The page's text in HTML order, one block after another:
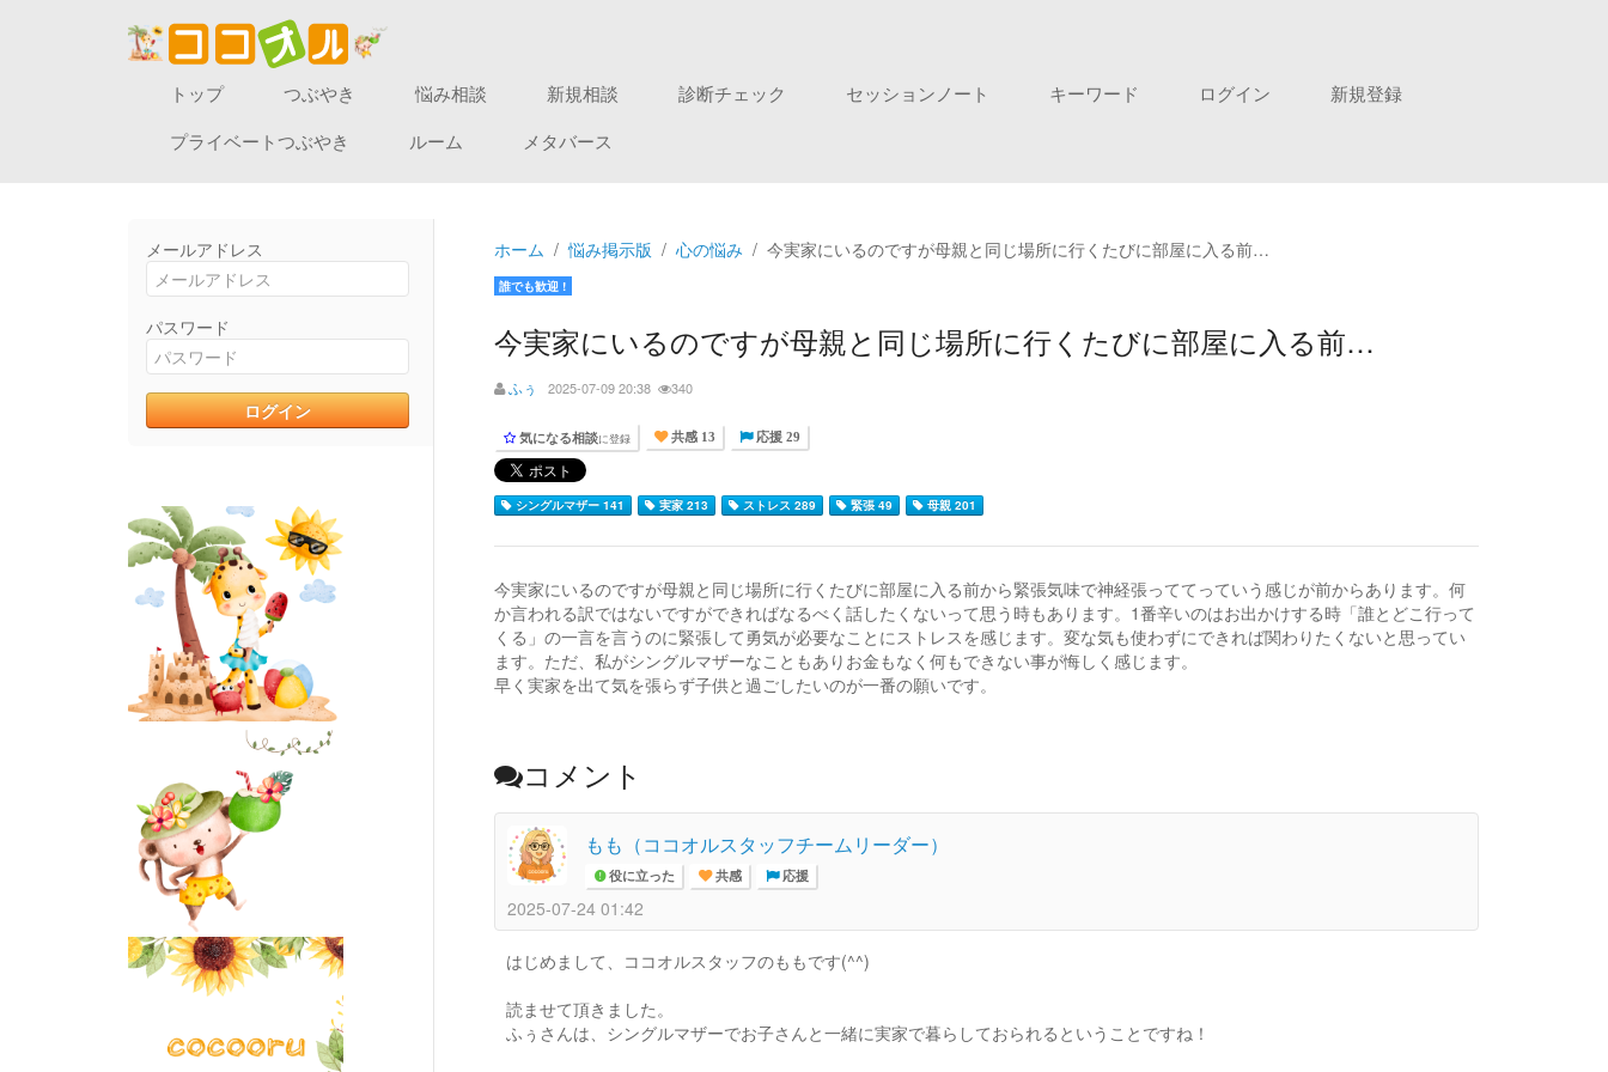
トップ つぶやき 悩み相談 新規相談 診断チェック セッションノート キーワード ログイン
新規登録
プライベートつぶやき
ルーム メタバース
メールアドレス
パスワード
ホーム 悩み掲示版 心の悩み 今実家にいるのですが母親と同じ場所に行くたびに部屋に入る前…
誰でも歓迎 !
今実家にいるのですが母親と同じ場所に行くたびに部屋に入る前…
ふぅ 2025-07-09 20:38 340
気になる相談に登録 共感 13 応援 29
シングルマザー 141 実家 213 ストレス 289 緊張 49 母親 201
今実家にいるのですが母親と同じ場所に行くたびに部屋に入る前から緊張気味で神経張っててっていう感じが前からあります。何
か言われる訳ではないですができればなるべく話したくないって思う時もあります。1番辛いのはお出かけする時「誰とどこ行って
くる」の一言を言うのに緊張して勇気が必要なことにストレスを感じます。変な気も使わずにできれば関わりたくないと思ってい
ます。ただ、私がシングルマザーなこともありお金もなく何もできない事が悔しく感じます。
早く実家を出て気を張らず子供と過ごしたいのが一番の願いです。
コメント
もも（ココオルスタッフチームリーダー）
役に立った 共感 応援
2025-07-24 01:42
はじめまして、ココオルスタッフのももです(^^)
読ませて頂きました。
ふぅさんは、シングルマザーでお子さんと一緒に実家で暮らしておられるということですね！